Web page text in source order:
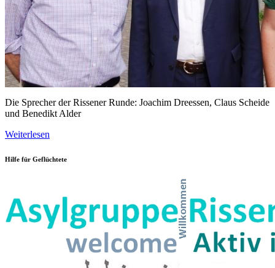
Die Sprecher der Rissener Runde: Joachim Dreessen, Claus Scheide
und Benedikt Alder
Weiterlesen
Hilfe für Geflüchtete